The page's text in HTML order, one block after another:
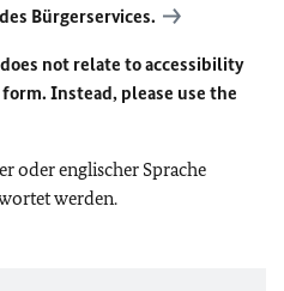
Bürgerservices.
not relate to accessibility
Instead, please use the
oder englischer Sprache
werden.